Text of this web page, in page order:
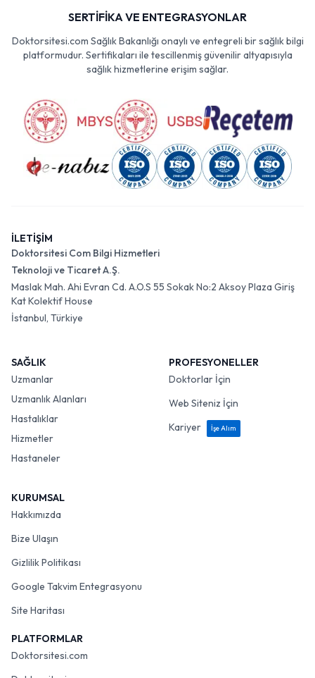
SERTİFİKA VE ENTEGRASYONLAR
Doktorsitesi.com Sağlık Bakanlığı onaylı ve entegreli bir sağlık bilgi
platformudur. Sertifikaları ile tescillenmiş güvenilir altyapısıyla
sağlık hizmetlerine erişim sağlar.
İLETİŞİM
Doktorsitesi Com Bilgi Hizmetleri
Teknoloji ve Ticaret A.Ş.
Maslak Mah. Ahi Evran Cd. A.O.S 55 Sokak No:2 Aksoy Plaza Giriş
Kat Kolektif House
İstanbul, Türkiye
SAĞLIK
Uzmanlar
Uzmanlık Alanları
Hastalıklar
Hizmetler
Hastaneler
PROFESYONELLER
Doktorlar İçin
Web Siteniz İçin
Kariyer
İşe Alım
KURUMSAL
Hakkımızda
Bize Ulaşın
Gizlilik Politikası
Google Takvim Entegrasyonu
Site Haritası
PLATFORMLAR
Doktorsitesi.com